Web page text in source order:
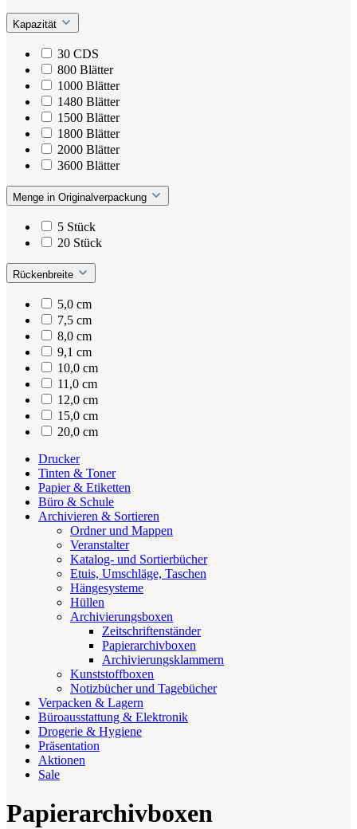
Kapazität
30 CDS
800 Blätter
1000 Blätter
1480 Blätter
1500 Blätter
1800 Blätter
2000 Blätter
3600 Blätter
Menge in Originalverpackung
5 Stück
20 Stück
Rückenbreite
5,0 cm
7,5 cm
8,0 cm
9,1 cm
10,0 cm
11,0 cm
12,0 cm
15,0 cm
20,0 cm
Drucker
Tinten & Toner
Papier & Etiketten
Büro & Schule
Archivieren & Sortieren
Ordner und Mappen
Veranstalter
Katalog- und Sortierbücher
Etuis, Umschläge, Taschen
Hängesysteme
Hüllen
Archivierungsboxen
Zeitschriftenständer
Papierarchivboxen
Archivierungsklammern
Kunststoffboxen
Notizbücher und Tagebücher
Verpacken & Lagern
Büroausstattung & Elektronik
Drogerie & Hygiene
Präsentation
Aktionen
Sale
Papierarchivboxen